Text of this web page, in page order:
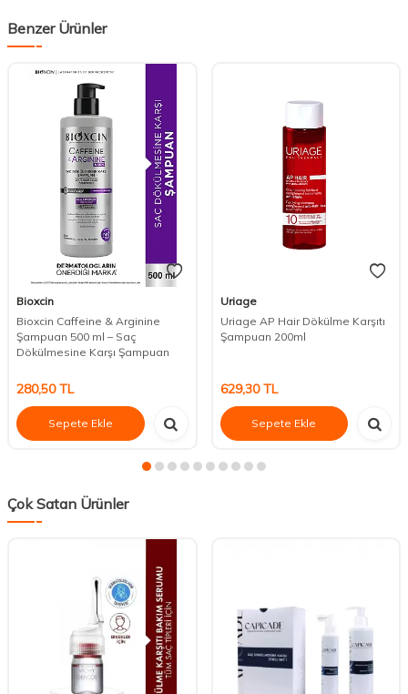
Benzer Ürünler
Bioxcin
Bioxcin Caffeine & Arginine
Şampuan 500 ml – Saç
Dökülmesine Karşı Şampuan
280,50TL
Sepete Ekle
Uriage
Uriage AP Hair Dökülme Karşıtı
Şampuan 200ml
629,30TL
Sepete Ekle
Çok Satan Ürünler